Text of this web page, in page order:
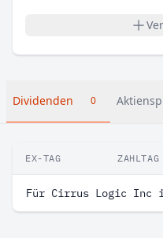
Dividenden 0
EX-TAG ZAHLTAG
Für Cirrus Logic Inc